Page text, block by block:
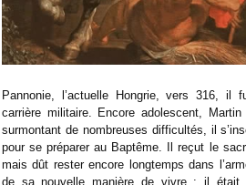
Pannonie, l’actuelle Hongrie, vers 316,
carrière militaire. Encore adolescent,
surmontant de nombreuses difficultés, il
pour se préparer au Baptême. Il reçut le
mais dût rester encore longtemps dans
de sa nouvelle manière de vivre : il était